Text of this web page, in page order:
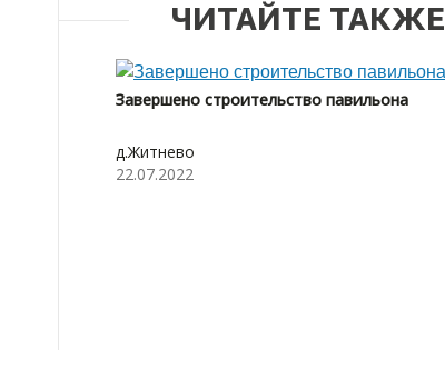
ЧИТАЙТЕ ТАКЖЕ
Завершено строительство павильона
д.Житнево
22.07.2022